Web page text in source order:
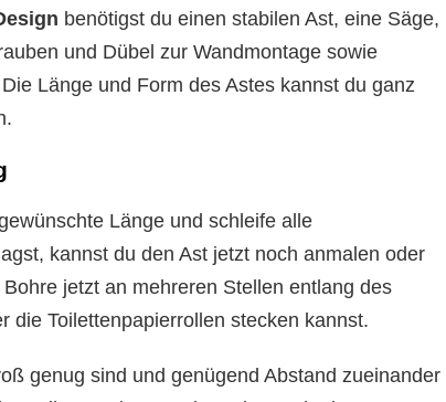
benötigst du einen stabilen Ast, eine Säge,
und Dübel zur Wandmontage sowie
Länge und Form des Astes kannst du ganz
Länge und schleife alle
kannst du den Ast jetzt noch anmalen oder
jetzt an mehreren Stellen entlang des
die Toilettenpapierrollen stecken kannst.
genug sind und genügend Abstand zueinander